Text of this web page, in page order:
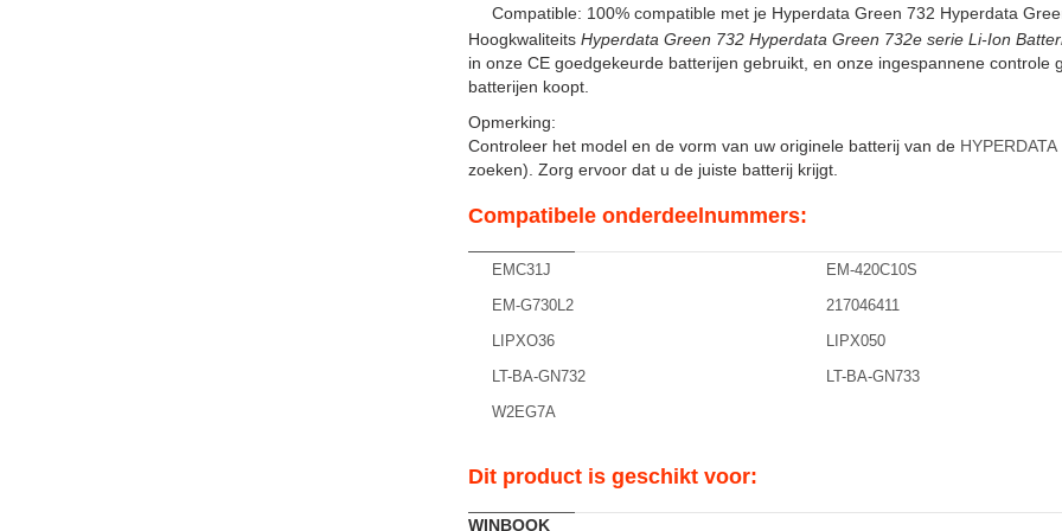
Compatible: 100% compatible met je Hyperdata Green 732 Hyperdata
Hoogkwaliteits Hyperdata Green 732 Hyperdata Green 732e serie Li-Ion
in onze CE goedgekeurde batterijen gebruikt, en onze ingespannene
batterijen koopt.
Opmerking:
Controleer het model en de vorm van uw originele batterij van de
zoeken). Zorg ervoor dat u de juiste batterij krijgt.
Compatibele onderdeelnummers:
EMC31J
EM-420C10S
EM-G730L2
217046411
LIPXO36
LIPX050
LT-BA-GN732
LT-BA-GN733
W2EG7A
Dit product is geschikt voor:
WINBOOK